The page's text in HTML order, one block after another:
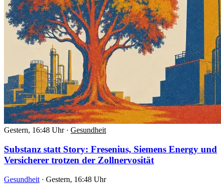
Gestern, 16:48 Uhr · Gesundheit
Substanz statt Story: Fresenius, Siemens Energy und
Versicherer trotzen der Zollnervosität
Gesundheit · Gestern, 16:48 Uhr